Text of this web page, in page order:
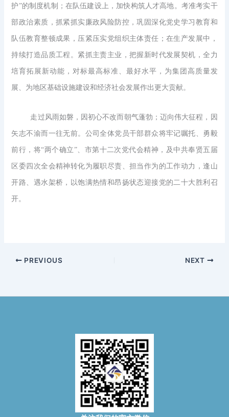
护”的制度机制；在队伍建设上，加快构筑人才高地。考准考实干
部政治素质，抓紧抓实廉政风险防控，巩固深化党史学习教育和
队伍教育整顿成果，压紧压实党组织主体责任；在生产发展中，
持续打造品质工程。紧抓主责主业，把握新时代发展契机，全力
培育拓展新动能，对标最高标准、最好水平，为集团高质量发
展、为地区基础设施建设和经济社会发展作出更大贡献。
走过风雨如磐，因初心不改而朝气蓬勃；迈向伟大征程，因
矢志不渝而一往无前。公司全体党员干部群众将牢记嘱托、勇毅
前行，将“两个确立”、市第十二次党代会精神，及中共奉贤五届
区委四次全会精神转化为履职尽责、担当作为的工作动力，逢山
开路、遇水架桥，以饱满热情和昂扬状态迎接党的二十大胜利召
开。
PREVIOUS NEXT